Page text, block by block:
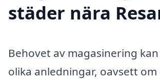
städer nära
Behovet av magasinering
olika anledningar, oavsett om